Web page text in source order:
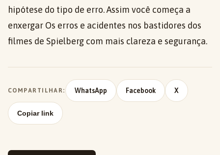
hipótese do tipo de erro. Assim você começa a
enxergar Os erros e acidentes nos bastidores dos
filmes de Spielberg com mais clareza e segurança.
COMPARTILHAR: WhatsApp Facebook X
Copiar link